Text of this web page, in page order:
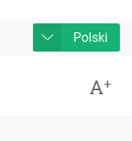
Polski
A+